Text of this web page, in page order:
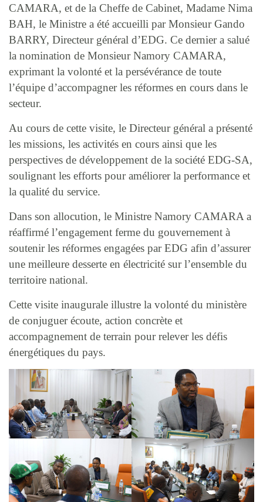
CAMARA, et de la Cheffe de Cabinet, Madame Nima
BAH, le Ministre a été accueilli par Monsieur Gando
BARRY, Directeur général d’EDG. Ce dernier a salué
la nomination de Monsieur Namory CAMARA,
exprimant la volonté et la persévérance de toute
l’équipe d’accompagner les réformes en cours dans le
secteur.
Au cours de cette visite, le Directeur général a présenté
les missions, les activités en cours ainsi que les
perspectives de développement de la société EDG-SA,
soulignant les efforts pour améliorer la performance et
la qualité du service.
Dans son allocution, le Ministre Namory CAMARA a
réaffirmé l’engagement ferme du gouvernement à
soutenir les réformes engagées par EDG afin d’assurer
une meilleure desserte en électricité sur l’ensemble du
territoire national.
Cette visite inaugurale illustre la volonté du ministère
de conjuguer écoute, action concrète et
accompagnement de terrain pour relever les défis
énergétiques du pays.